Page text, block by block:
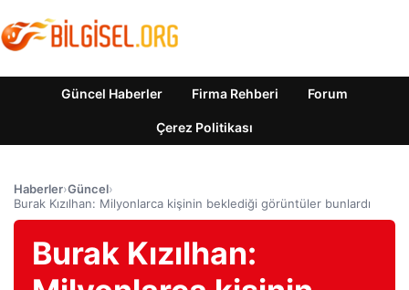
Güncel Haberler Firma Rehberi Forum
Çerez Politikası
Haberler›Güncel›
Burak Kızılhan: Milyonlarca kişinin beklediği görüntüler bunlardı
Burak Kızılhan: